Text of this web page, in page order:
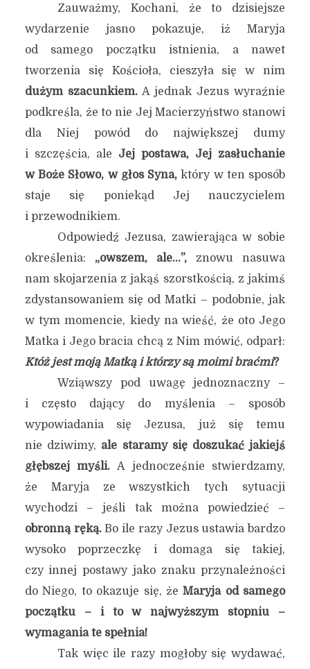
Zauważmy, Kochani, że to dzisiejsze
wydarzenie jasno pokazuje, iż Maryja
od samego początku istnienia, a nawet
tworzenia się Kościoła, cieszyła się w nim
dużym szacunkiem.A jednak Jezus wyraźnie
podkreśla, że to nie Jej Macierzyństwo stanowi
dla Niej powód do największej dumy
i szczęścia, ale Jej postawa, Jej zasłuchanie
w Boże Słowo, w głos Syna, który w ten sposób
staje się poniekąd Jej nauczycielem
i przewodnikiem.
Odpowiedź Jezusa, zawierająca w sobie
określenia: „owszem, ale…”, znowu nasuwa
nam skojarzenia z jakąś szorstkością, z jakimś
zdystansowaniem się od Matki – podobnie, jak
w tym momencie, kiedy na wieść, że oto Jego
Matka i Jego bracia chcą z Nim mówić, odparł:
Któż jest moją Matką i którzy są moimi braćmi?
Wziąwszy pod uwagę jednoznaczny –
i często dający do myślenia – sposób
wypowiadania się Jezusa, już się temu
nie dziwimy, ale staramy się doszukać jakiejś
głębszej myśli. A jednocześnie stwierdzamy,
że Maryja ze wszystkich tych sytuacji
wychodzi – jeśli tak można powiedzieć –
obronną ręką.Bo ile razy Jezus ustawia bardzo
wysoko poprzeczkę i domaga się takiej,
czy innej postawy jako znaku przynależności
do Niego, to okazuje się, żeMaryja od samego
początku – i to w najwyższym stopniu –
wymagania te spełnia!
Tak więc ile razy mogłoby się wydawać,